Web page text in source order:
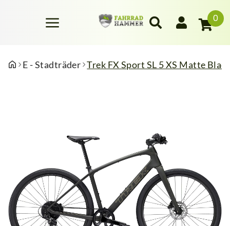
0
E - Stadträder Trek FX Sport SL 5 XS Matte